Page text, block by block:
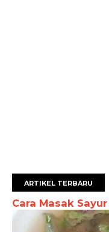
ARTIKEL TERBARU
Cara Masak